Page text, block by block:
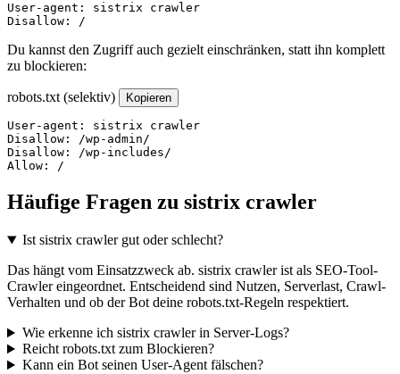
User-agent: sistrix crawler
Disallow: /
Du kannst den Zugriff auch gezielt einschränken, statt ihn komplett
zu blockieren:
robots.txt (selektiv) Kopieren
User-agent: sistrix crawler
Disallow: /wp-admin/
Disallow: /wp-includes/
Allow: /
Häufige Fragen zu sistrix crawler
Ist sistrix crawler gut oder schlecht?
Das hängt vom Einsatzzweck ab. sistrix crawler ist als SEO-Tool-
Crawler eingeordnet. Entscheidend sind Nutzen, Serverlast, Crawl-
Verhalten und ob der Bot deine robots.txt-Regeln respektiert.
Wie erkenne ich sistrix crawler in Server-Logs?
Reicht robots.txt zum Blockieren?
Kann ein Bot seinen User-Agent fälschen?